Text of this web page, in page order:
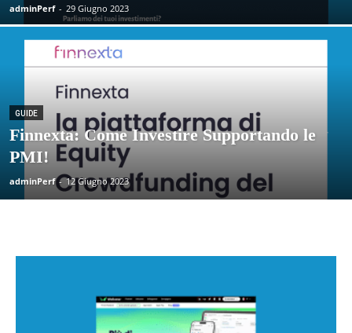
adminPerf - 29 Giugno 2023
GUIDE
Finnexta: Come Investire Supportando le
PMI!
adminPerf - 12 Giugno 2023